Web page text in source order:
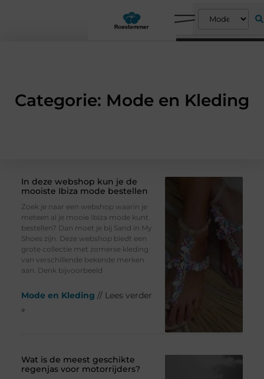
Categorie: Mode en Kleding
In deze webshop kun je de
mooiste Ibiza mode bestellen
Zoek je naar een webshop waarin je
meteen al je mooie Ibiza mode kunt
bestellen? Dan moet je bij Sand in My
Shoes zijn. Deze webshop biedt een
grote collectie met zomerse kleding
van verschillende bekende merken
aan. Denk bijvoorbeeld
Mode en Kleding // Lees verder
»
Wat is de meest geschikte
regenjas voor motorrijders?